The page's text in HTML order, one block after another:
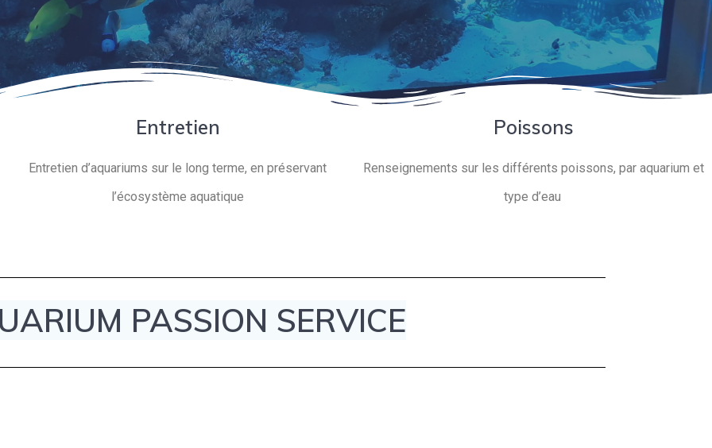
Entretien
Entretien d’aquariums sur le long terme, en préservant
l’écosystème aquatique
Poissons
Renseignements sur les différents poissons, par aquarium et
type d’eau
PASSION SERVICE